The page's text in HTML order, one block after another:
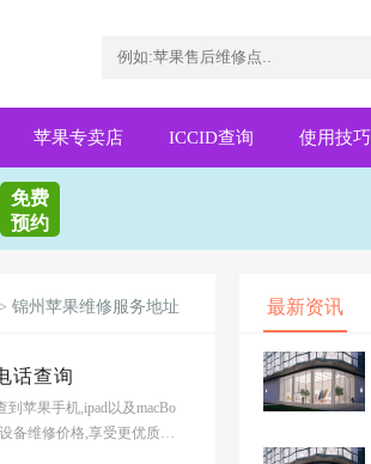
苹果专卖店 ICCID查询 使用技巧
免费
预约
> 锦州苹果维修服务地址
话查询
苹果手机,ipad以及macBo
备维修价格,享受更优质的
最新资讯